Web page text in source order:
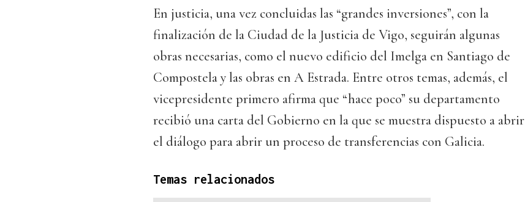
En justicia, una vez concluidas las “grandes inversiones”, con la
finalización de la Ciudad de la Justicia de Vigo, seguirán algunas
obras necesarias, como el nuevo edificio del Imelga en Santiago de
Compostela y las obras en A Estrada. Entre otros temas, además, el
vicepresidente primero afirma que “hace poco” su departamento
recibió una carta del Gobierno en la que se muestra dispuesto a abrir
el diálogo para abrir un proceso de transferencias con Galicia.
Temas relacionados